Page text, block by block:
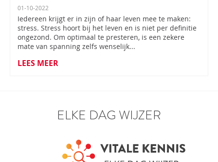
01-10-2022
Iedereen krijgt er in zijn of haar leven mee te maken:
stress. Stress hoort bij het leven en is niet per definitie
ongezond. Om optimaal te presteren, is een zekere
mate van spanning zelfs wenselijk...
LEES MEER
ELKE DAG WIJZER